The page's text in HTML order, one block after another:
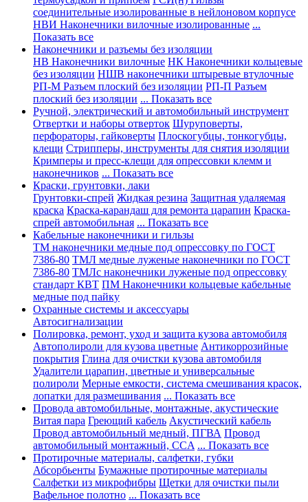
соединительные изолированные в нейлоновом корпусе
НВИ Наконечники вилочные изолированные ...
Показать все
Наконечники и разъемы без изоляции
НВ Наконечники вилочные НК Наконечники кольцевые
без изоляции НШВ наконечники штыревые втулочные
РП-М Разъем плоский без изоляции РП-П Разъем
плоский без изоляции ... Показать все
Ручной, электрический и автомобильный инструмент
Отвертки и наборы отверток Шуруповерты,
перфораторы, гайковерты Плоскогубцы, тонкогубцы,
клещи Стрипперы, инструменты для снятия изоляции
Кримперы и пресс-клещи для опрессовки клемм и
наконечников ... Показать все
Краски, грунтовки, лаки
Грунтовки-спрей Жидкая резина Защитная удаляемая
краска Краска-карандаш для ремонта царапин Краска-
спрей автомобильная ... Показать все
Кабельные наконечники и гильзы
ТМ наконечники медные под опрессовку по ГОСТ
7386-80 ТМЛ медные луженые наконечники по ГОСТ
7386-80 ТМЛс наконечники луженые под опрессовку
стандарт КВТ ПМ Наконечники кольцевые кабельные
медные под пайку
Охранные системы и аксессуары
Автосигнализации
Полировка, ремонт, уход и защита кузова автомобиля
Автополироли для кузова цветные Антикоррозийные
покрытия Глина для очистки кузова автомобиля
Удалители царапин, цветные и универсальные
полироли Мерные емкости, система смешивания красок,
лопатки для размешивания ... Показать все
Провода автомобильные, монтажные, акустические
Витая пара Греющий кабель Акустический кабель
Провод автомобильный медный, ПГВА Провод
автомобильный монтажный, CCA ... Показать все
Протирочные материалы, салфетки, губки
Абсорбьенты Бумажные протирочные материалы
Салфетки из микрофибры Щетки для очистки пыли
Вафельное полотно ... Показать все